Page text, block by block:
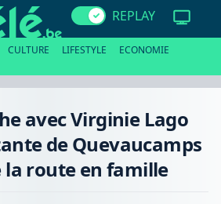
REPLAY
CULTURE LIFESTYLE ECONOMIE
avec Virginie Lago
de Quevaucamps
la route en famille